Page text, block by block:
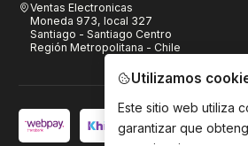
Ventas Electronicas
Moneda 973, local 327
Santiago - Santiago Centro
Región Metropolitana - Chile
Utilizamos
Este sitio web utiliza
garantizar que